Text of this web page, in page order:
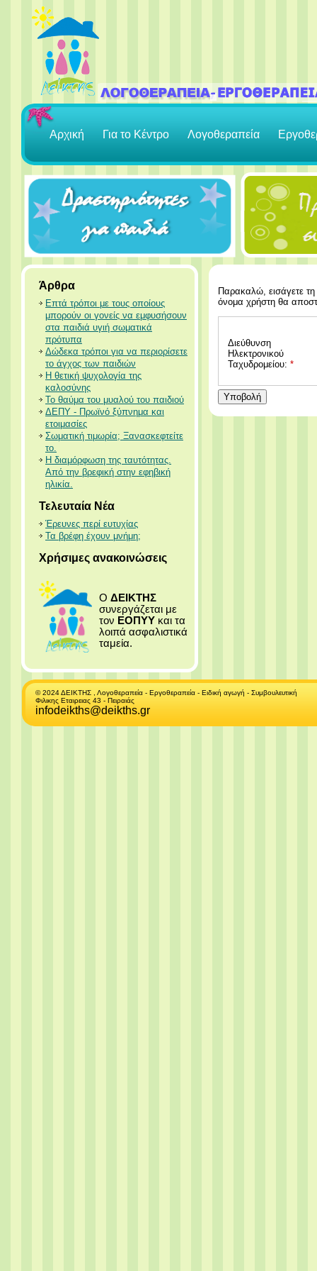
Αρχική Για το Κέντρο Λογοθεραπεία
Άρθρα
Επτά τρόποι με τους οποίους
μπορούν οι γονείς να εμφυσήσουν
στα παιδιά υγιή σωματικά
πρότυπα
Δώδεκα τρόποι για να περιορίσετε
το άγχος των παιδιών
Η θετική ψυχολογία της
καλοσύνης
Το θαύμα του μυαλού του παιδιού
ΔΕΠΥ - Πρωϊνό ξύπνημα και
ετοιμασίες
Σωματική τιμωρία; Ξανασκεφτείτε
το.
Η διαμόρφωση της ταυτότητας.
Από την βρεφική στην εφηβική
ηλικία.
Τελευταία Νέα
Έρευνες περί ευτυχίας
Τα βρέφη έχουν μνήμη;
Χρήσιμες ανακοινώσεις
Ο ΔΕΙΚΤΗΣ
συνεργάζεται με
τον ΕΟΠΥΥ και τα
λοιπά ασφαλιστικά
ταμεία.
Παρακαλώ, εισάγετε τη
όνομα χρήστη θα
Διεύθυνση
Ηλεκτρονικού
Ταχυδρομείου: *
Υποβολή
© 2024 ΔΕΙΚΤΗΣ , Λογοθεραπεία - Εργοθεραπεία - Ειδική αγωγή - Συμβουλευτική
Φιλικης Εταιρειας 43 - Πειραιάς
infodeikths@deikths.gr